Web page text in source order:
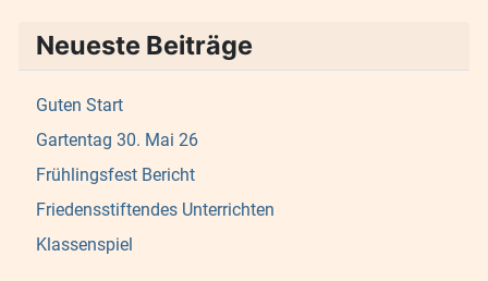
Neueste Beiträge
Guten Start
Gartentag 30. Mai 26
Frühlingsfest Bericht
Friedensstiftendes Unterrichten
Klassenspiel